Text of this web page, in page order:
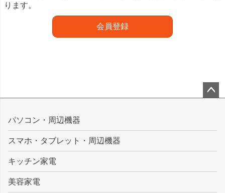
ります。
会員登録
ップ
パソコン・周辺機器
スマホ・タブレット・周辺機器
キッチン家電
美容家電